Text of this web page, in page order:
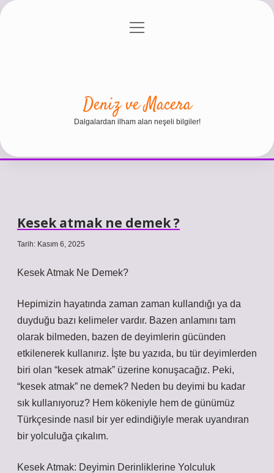
Gizlilik Politikası
menüyü
Deniz ve Macera
Dalgalardan ilham alan neşeli bilgiler!
Kesek atmak ne demek ?
Tarih: Kasım 6, 2025
Kesek Atmak Ne Demek?
Hepimizin hayatında zaman zaman kullandığı ya da
duyduğu bazı kelimeler vardır. Bazen anlamını tam
olarak bilmeden, bazen de deyimlerin gücünden
etkilenerek kullanırız. İşte bu yazıda, bu tür deyimlerden
biri olan “kesek atmak” üzerine konuşacağız. Peki,
“kesek atmak” ne demek? Neden bu deyimi bu kadar
sık kullanıyoruz? Hem kökeniyle hem de günümüz
Türkçesinde nasıl bir yer edindiğiyle merak uyandıran
bir yolculuğa çıkalım.
Kesek Atmak: Deyimin Derinliklerine Yolculuk